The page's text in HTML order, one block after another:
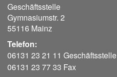
Geschäftsstelle
Gymnasiumstr. 2
55116 Mainz
Telefon:
06131 23 21 11 Geschäftsstelle
06131 23 77 33 Fax